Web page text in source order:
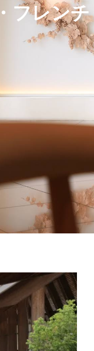
フレン